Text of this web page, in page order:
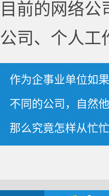
目前的网络
公司、个人工
作为企事业单位如
不同的公司，自然
那么究竟怎样从忙